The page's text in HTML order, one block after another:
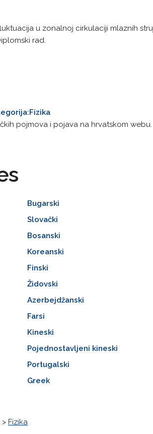
u zonalnoj cirkulaciji mlaznih
rad.
pojmova i pojava na hrvatskom webu.
Bugarski
Slovački
Bosanski
Koreanski
Finski
Židovski
Azerbejdžanski
Farsi
Kineski
Pojednostavljeni kineski
Portugalski
Greek
> Fizika